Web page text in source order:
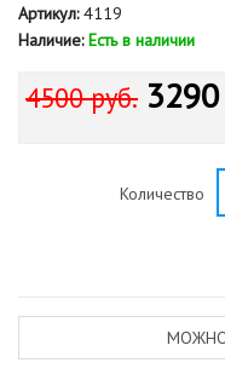
Артикул:4119
Наличие: Есть в наличии
4500 руб.
Количество
МОЖНО